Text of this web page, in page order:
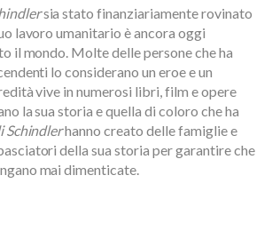
sia stato finanziariamente rovinato
lavoro umanitario è ancora oggi
il mondo. Molte delle persone che ha
lo considerano un eroe e un
vive in numerosi libri, film e opere
la sua storia e quella di coloro che ha
Schindlerhanno creato delle famiglie e
della sua storia per garantire che
mai dimenticate.